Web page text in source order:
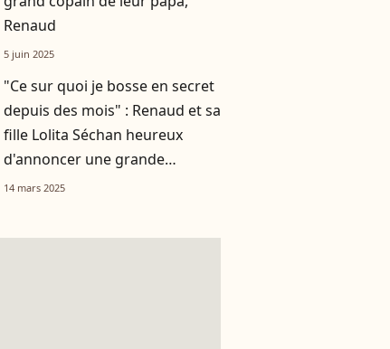
Renaud
5 juin 2025
"Ce sur quoi je bosse en secret
depuis des mois" : Renaud et sa
fille Lolita Séchan heureux
d'annoncer une grande
nouvelle !
14 mars 2025